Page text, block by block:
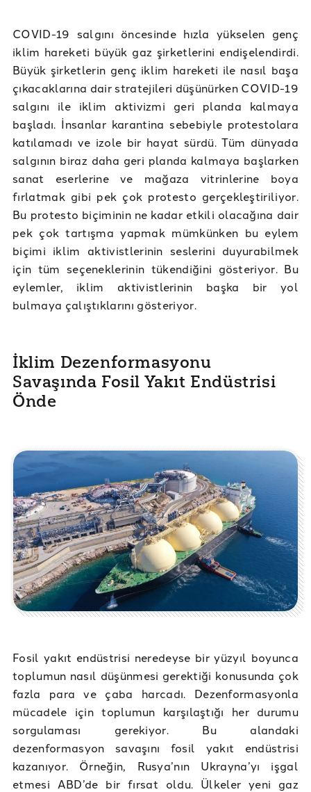
COVID-19 salgını öncesinde hızla yükselen genç
iklim hareketi büyük gaz şirketlerini endişelendirdi.
Büyük şirketlerin genç iklim hareketi ile nasıl başa
çıkacaklarına dair stratejileri düşünürken COVID-19
salgını ile iklim aktivizmi geri planda kalmaya
başladı. İnsanlar karantina sebebiyle protestolara
katılamadı ve izole bir hayat sürdü. Tüm dünyada
salgının biraz daha geri planda kalmaya başlarken
sanat eserlerine ve mağaza vitrinlerine boya
fırlatmak gibi pek çok protesto gerçekleştiriliyor.
Bu protesto biçiminin ne kadar etkili olacağına dair
pek çok tartışma yapmak mümkünken bu eylem
biçimi iklim aktivistlerinin seslerini duyurabilmek
için tüm seçeneklerinin tükendiğini gösteriyor. Bu
eylemler, iklim aktivistlerinin başka bir yol
bulmaya çalıştıklarını gösteriyor.
İklim Dezenformasyonu
Savaşında Fosil Yakıt Endüstrisi
Önde
Fosil yakıt endüstrisi neredeyse bir yüzyıl boyunca
toplumun nasıl düşünmesi gerektiği konusunda çok
fazla para ve çaba harcadı. Dezenformasyonla
mücadele için toplumun karşılaştığı her durumu
sorgulaması gerekiyor. Bu alandaki
dezenformasyon savaşını fosil yakıt endüstrisi
kazanıyor. Örneğin, Rusya’nın Ukrayna’yı işgal
etmesi ABD’de bir fırsat oldu. Ülkeler yeni gaz